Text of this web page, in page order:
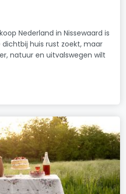
Nederland in Nissewaard is
huis rust zoekt, maar
natuur en uitvalswegen wilt